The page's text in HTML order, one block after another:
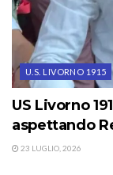
U.S. LIVORNO 1915
US Livorno
aspettando
23 LUGLIO, 2026